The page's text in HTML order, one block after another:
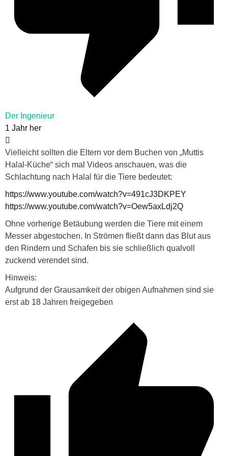
Der Ingenieur
1 Jahr her
Vielleicht sollten die Eltern vor dem Buchen von „Muttis
Halal-Küche“ sich mal Videos anschauen, was die
Schlachtung nach Halal für die Tiere bedeutet:
https://www.youtube.com/watch?v=491cJ3DKPEY
https://www.youtube.com/watch?v=Oew5axLdj2Q
Ohne vorherige Betäubung werden die Tiere mit einem
Messer abgestochen. In Strömen fließt dann das Blut aus
den Rindern und Schafen bis sie schließlich qualvoll
zuckend verendet sind.
Hinweis:
Aufgrund der Grausamkeit der obigen Aufnahmen sind sie
erst ab 18 Jahren freigegeben